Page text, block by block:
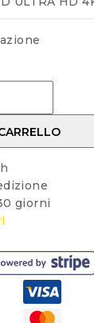
giorni